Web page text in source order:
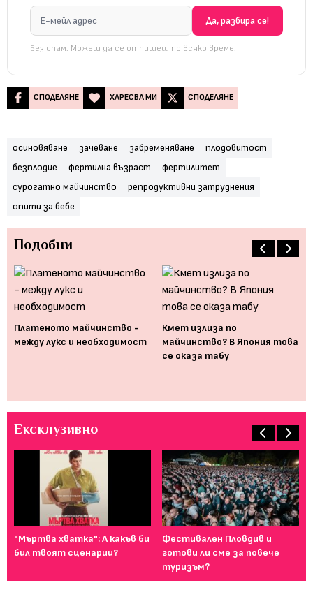
Без спам. Можеш да се отпишеш по всяко време.
СПОДЕЛЯНЕ ХАРЕСВА МИ СПОДЕЛЯНЕ
осиновяване зачеване забременяване
плодовитост
безплодие
фертилна възраст
фертилитет
сурогатно майчинство
репродуктивни затруднения
опити за бебе
Подобни
Платеното майчинство -
между лукс и необходимост
Кмет излиза по
майчинство? В Япония това
се оказа табу
Ексклузивно
"Мъртва хватка": А какъв би
бил твоят сценарии?
Фестивален Пловдив и
готови ли сме за повече
туризъм?